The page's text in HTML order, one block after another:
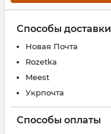
Способы доставки
Новая Почта
Rozetka
Meest
Укрпочта
Способы оплаты